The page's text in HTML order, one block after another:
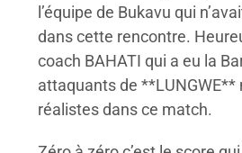
l’équipe de Bukavu qui
dans cette rencontre.
coach BAHATI qui a eu la
attaquants de **LUNGWE**
réalistes dans ce match.